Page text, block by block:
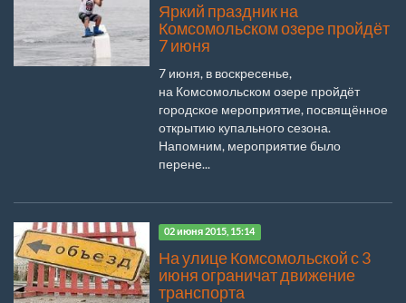
Яркий праздник на
Комсомольском озере пройдёт
7 июня
7 июня, в воскресенье,
на Комсомольском озере пройдёт
городское мероприятие, посвящённое
открытию купального сезона.
Напомним, мероприятие было
перене...
02 июня 2015, 15:14
На улице Комсомольской с 3
июня ограничат движение
транспорта